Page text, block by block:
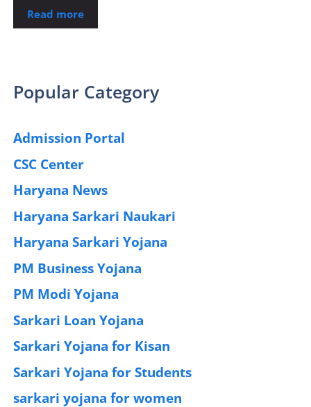
Read more
Popular Category
Admission Portal
CSC Center
Haryana News
Haryana Sarkari Naukari
Haryana Sarkari Yojana
PM Business Yojana
PM Modi Yojana
Sarkari Loan Yojana
Sarkari Yojana for Kisan
Sarkari Yojana for Students
sarkari yojana for women